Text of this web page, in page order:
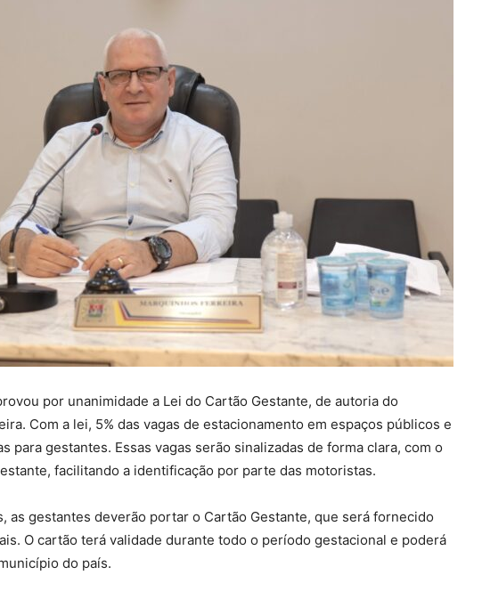
por unanimidade a Lei do Cartão Gestante, de autoria do
Com a lei, 5% das vagas de estacionamento em espaços públicos e
para gestantes. Essas vagas serão sinalizadas de forma clara, com o
facilitando a identificação por parte das motoristas.
as gestantes deverão portar o Cartão Gestante, que será fornecido
O cartão terá validade durante todo o período gestacional e poderá
do país.